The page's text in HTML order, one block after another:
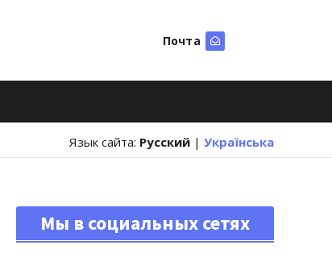
Почта
Язык сайта: Русский | Українська
Мы в социальных сетях